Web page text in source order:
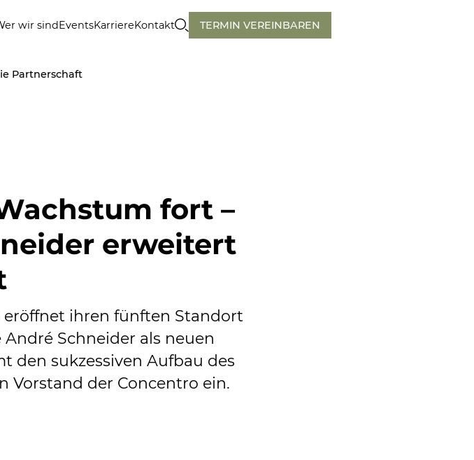
wir sindEventsKarriereKontakt TERMIN VEREINBAREN
Partnerschaft
fort –
erweitert
eröffnet ihren fünften Standort
Schneider als neuen
den sukzessiven Aufbau des
Vorstand der Concentro ein.